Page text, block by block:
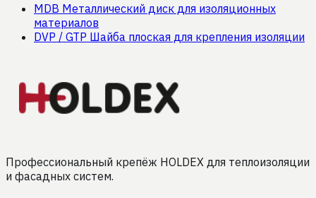
MDB Металлический диск для изоляционных
материалов
DVP / GTP Шайба плоская для крепления изоляции
Профессиональный крепёж HOLDEX для теплоизоляции
и фасадных систем.